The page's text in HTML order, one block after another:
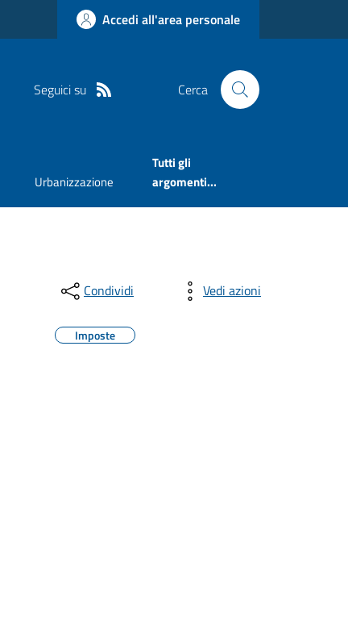
Accedi all'area personale
Seguici su Cerca
Urbanizzazione
Tutti gli
argomenti...
Condividi Vedi azioni
Imposte